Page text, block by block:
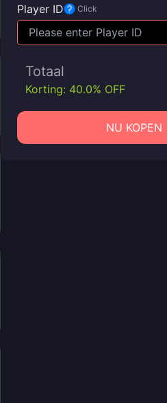
Player ID
Click
Totaal
Korting: 40.0% OFF
NU KOPEN